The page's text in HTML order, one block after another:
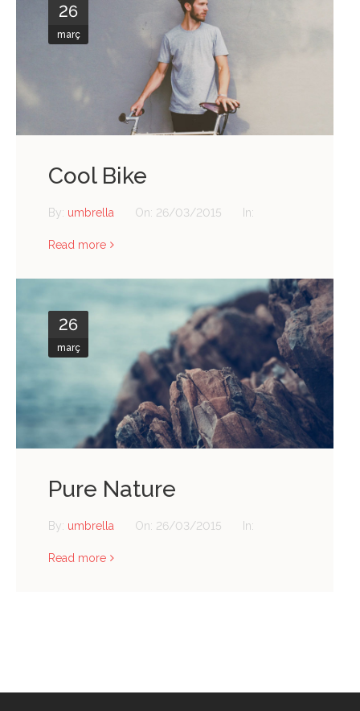
26
març
Cool Bike
By: umbrella On: 26/03/2015 In:
Read more
26
març
Pure Nature
By: umbrella On: 26/03/2015 In:
Read more